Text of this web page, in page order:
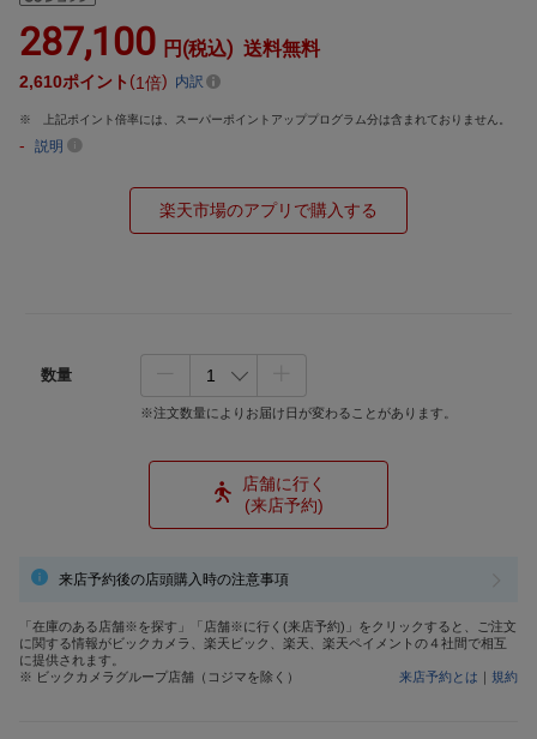
287,100 円(税込) 送料無料
2,610ポイント 1倍 内訳
上記ポイント倍率には、スーパーポイントアッププログラム分は含まれておりません。
- 説明
楽天市場のアプリで購入する
数量
※注文数量によりお届け日が変わることがあります。
店舗に行く
(来店予約)
来店予約後の店頭購入時の注意事項
「在庫のある店舗※を探す」「店舗※に行く(来店予約)」をクリックすると、ご注文
に関する情報がビックカメラ、楽天ビック、楽天、楽天ペイメントの４社間で相互
に提供されます。
※ ビックカメラグループ店舗（コジマを除く）
来店予約とは ｜ 規約